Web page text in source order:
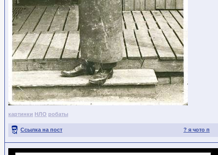
картинки НЛО робаты
? я чото п
Ссылка на пост